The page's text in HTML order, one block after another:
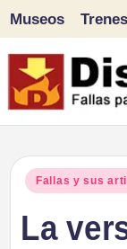
Saltar
al
Museos Trenes
Publicado
Fallas y sus
La